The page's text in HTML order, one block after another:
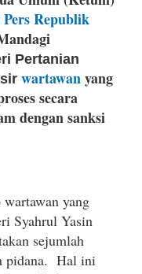
Republik
Pertanian
wartawanyang
secara
dengan sanksi
yang
Syahrul Yasin
sejumlah
pidana. Hal ini